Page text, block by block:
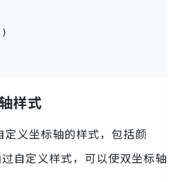
样式
定义坐标轴的样式，包括颜
自定义样式，可以使双坐标轴